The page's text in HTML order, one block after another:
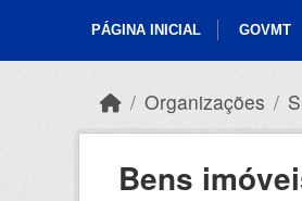
PÁGINA INICIAL GOVMT
Organizações
Bens